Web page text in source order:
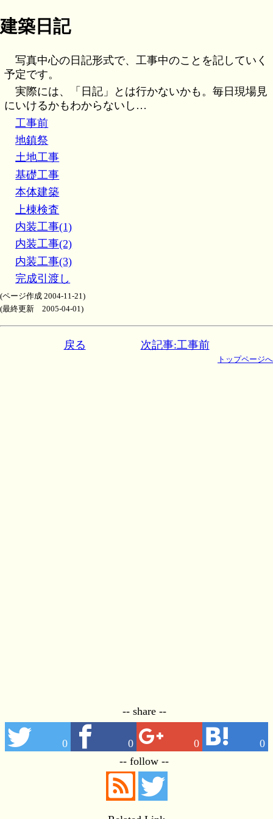
建築日記
写真中心の日記形式で、工事中のことを記していく
予定です。
実際には、「日記」とは行かないかも。毎日現場見
にいけるかもわからないし…
工事前
地鎮祭
土地工事
基礎工事
本体建築
上棟検査
内装工事(1)
内装工事(2)
内装工事(3)
完成引渡し
(ページ作成 2004-11-21)
(最終更新 2005-04-01)
戻る 次記事:工事前
トップページへ
-- share --
0 0 0 0
-- follow --